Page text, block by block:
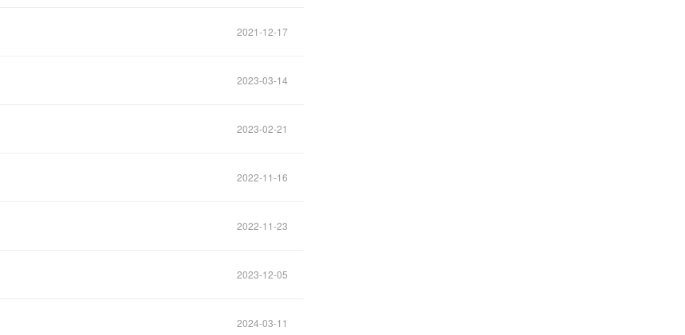
2021-12-17
2023-03-14
2023-02-21
2022-11-16
2022-11-23
2023-12-05
2024-03-11